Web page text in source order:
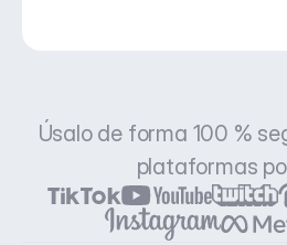
Úsalo de forma 100 %
plataformas